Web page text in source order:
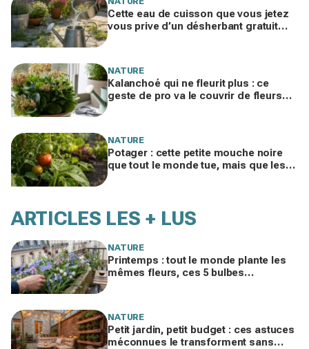
Cette eau de cuisson que vous jetez
vous prive d’un désherbant gratuit
NATURE
Kalanchoé qui ne fleurit plus : ce
geste de pro va le couvrir de fleurs
NATURE
Potager : cette petite mouche noire
que tout le monde tue, mais que les
ARTICLES LES + LUS
NATURE
Printemps : tout le monde plante les
mêmes fleurs, ces 5 bulbes
NATURE
Petit jardin, petit budget : ces astuces
méconnues le transforment sans